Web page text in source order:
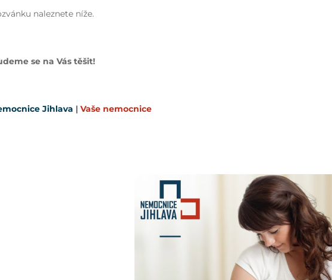
naleznete níže.
se na Vás těšit!
Jihlava | Vaše nemocnice